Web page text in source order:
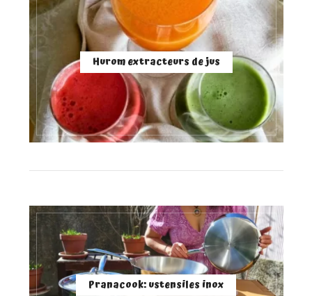
Hurom extracteurs de jus
Pranacook: ustensiles inox